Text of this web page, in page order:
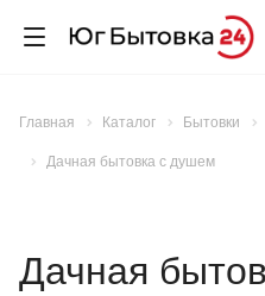
Главная Каталог Бытовки
Дачная бытовка с душем
Дачная